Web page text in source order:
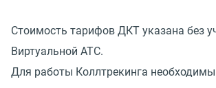
Стоимость тарифов ДКТ указана без
Виртуальной АТС.
Для работы Коллтрекинга